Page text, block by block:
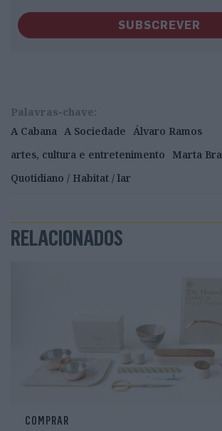
SUBSCREVER
Palavras-chave:
A Cabana A Sociedade Álvaro Ramos
artes, cultura e entretenimento
Marta
Quotidiano / Habitat / lar
RELACIONADOS
COMPRAR